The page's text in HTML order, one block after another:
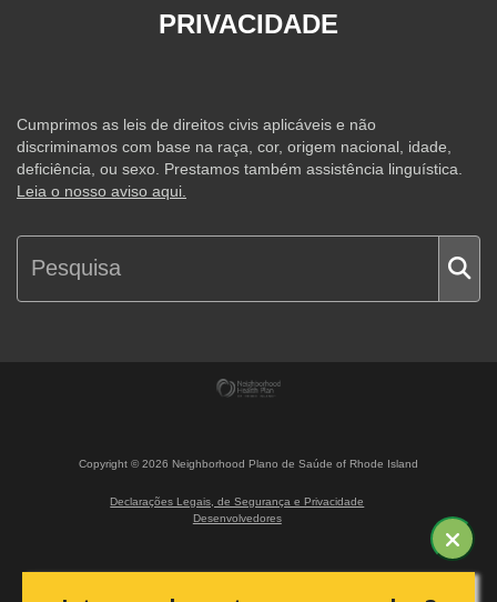
PRIVACIDADE
Cumprimos as leis de direitos civis aplicáveis e não
discriminamos com base na raça, cor, origem nacional, idade,
deficiência, ou sexo. Prestamos também assistência linguística.
Leia o nosso aviso aqui.
Copyright ©2026 Neighborhood Plano de Saúde of Rhode Island
Declarações Legais, de Segurança e Privacidade
Desenvolvedores